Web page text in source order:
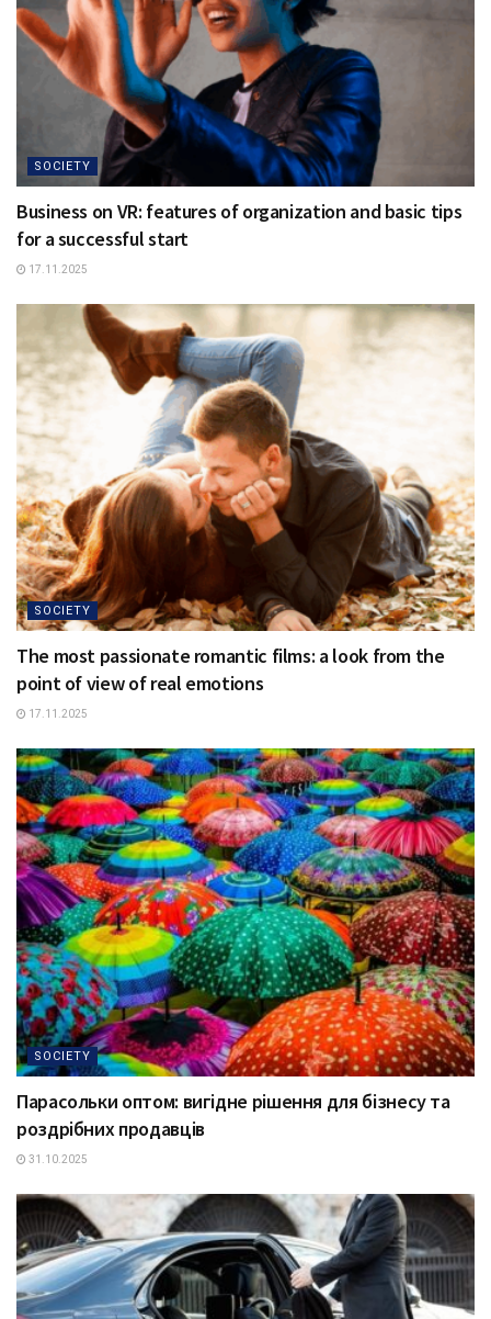
SOCIETY
Business on VR: features of organization and basic tips
for a successful start
17.11.2025
SOCIETY
The most passionate romantic films: a look from the
point of view of real emotions
17.11.2025
SOCIETY
Парасольки оптом: вигідне рішення для бізнесу та
роздрібних продавців
31.10.2025